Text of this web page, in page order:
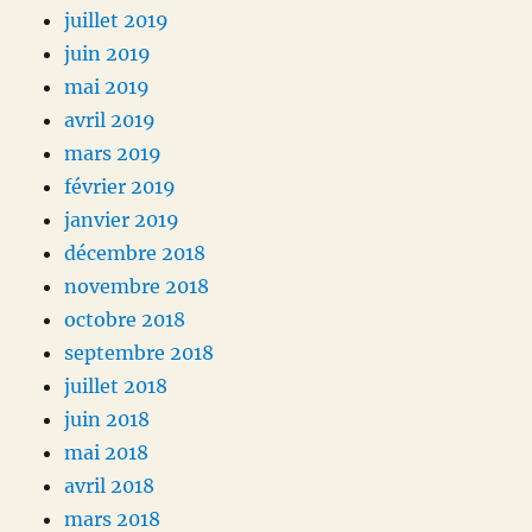
juillet 2019
juin 2019
mai 2019
avril 2019
mars 2019
février 2019
janvier 2019
décembre 2018
novembre 2018
octobre 2018
septembre 2018
juillet 2018
juin 2018
mai 2018
avril 2018
mars 2018